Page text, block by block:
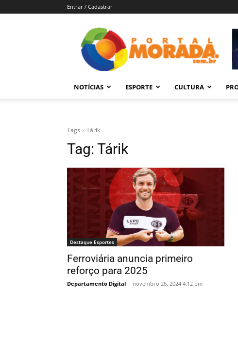
Entrar / Cadastrar
Morada
–
Araraquara
NOTÍCIAS ESPORTE CULTURA
Tags Tárik
Tag: Tárik
Destaque Esportes
Ferroviária anuncia primeiro
reforço para 2025
Departamento Digital - novembro 26, 2024 4:12 pm